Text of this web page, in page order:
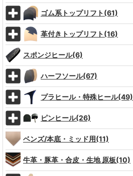
ゴム系トップリフト(61)
革付きトップリフト(16)
スポンジヒール(6)
ハーフソール(67)
プラヒール・特殊ヒール(49)
ピンヒール(26)
ベンズ/本底・ミッド用(11)
牛革・豚革・合皮・生地 原板(10)